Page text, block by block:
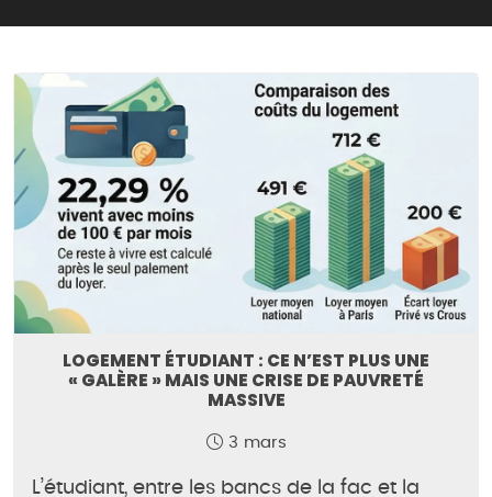
LOGEMENT ÉTUDIANT : CE N’EST PLUS UNE
« GALÈRE » MAIS UNE CRISE DE PAUVRETÉ
MASSIVE
3 mars
L’étudiant, entre les bancs de la fac et la